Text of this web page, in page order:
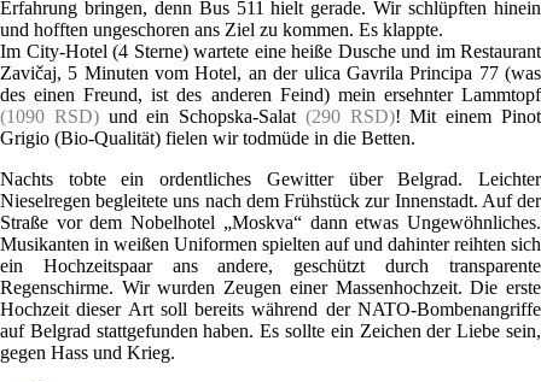
Erfahrung bringen, denn Bus 511 hielt gerade. Wir schlüpften hinein
und hofften ungeschoren ans Ziel zu kommen. Es klappte.
Im City-Hotel (4 Sterne) wartete eine heiße Dusche und im Restaurant
Zavičaj, 5 Minuten vom Hotel, an der ulica Gavrila Principa 77 (was
des einen Freund, ist des anderen Feind) mein ersehnter Lammtopf
(1090 RSD)und ein Schopska-Salat (290 RSD)! Mit einem Pinot
Grigio (Bio-Qualität) fielen wir todmüde in die Betten.
Nachts tobte ein ordentliches Gewitter über Belgrad. Leichter
Nieselregen begleitete uns nach dem Frühstück zur Innenstadt. Auf der
Straße vor dem Nobelhotel „Moskva“ dann etwas Ungewöhnliches.
Musikanten in weißen Uniformen spielten auf und dahinter reihten sich
ein Hochzeitspaar ans andere, geschützt durch transparente
Regenschirme. Wir wurden Zeugen einer Massenhochzeit. Die erste
Hochzeit dieser Art soll bereits während der NATO-Bombenangriffe
auf Belgrad stattgefunden haben. Es sollte ein Zeichen der Liebe sein,
gegen Hass und Krieg.